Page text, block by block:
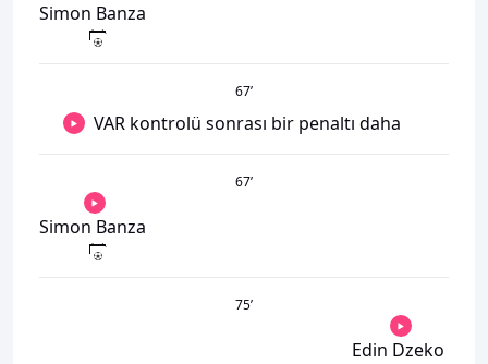
Simon Banza
67’
VAR kontrolü sonrası bir penaltı daha
67’
Simon Banza
75’
Edin Dzeko